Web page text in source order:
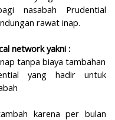
nasabah Prudential
rawat inap.
network yakni :
tanpa biaya tambahan
yang hadir untuk
karena per bulan